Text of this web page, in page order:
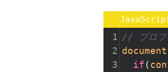
1 // プロフ
2 document
3
if(